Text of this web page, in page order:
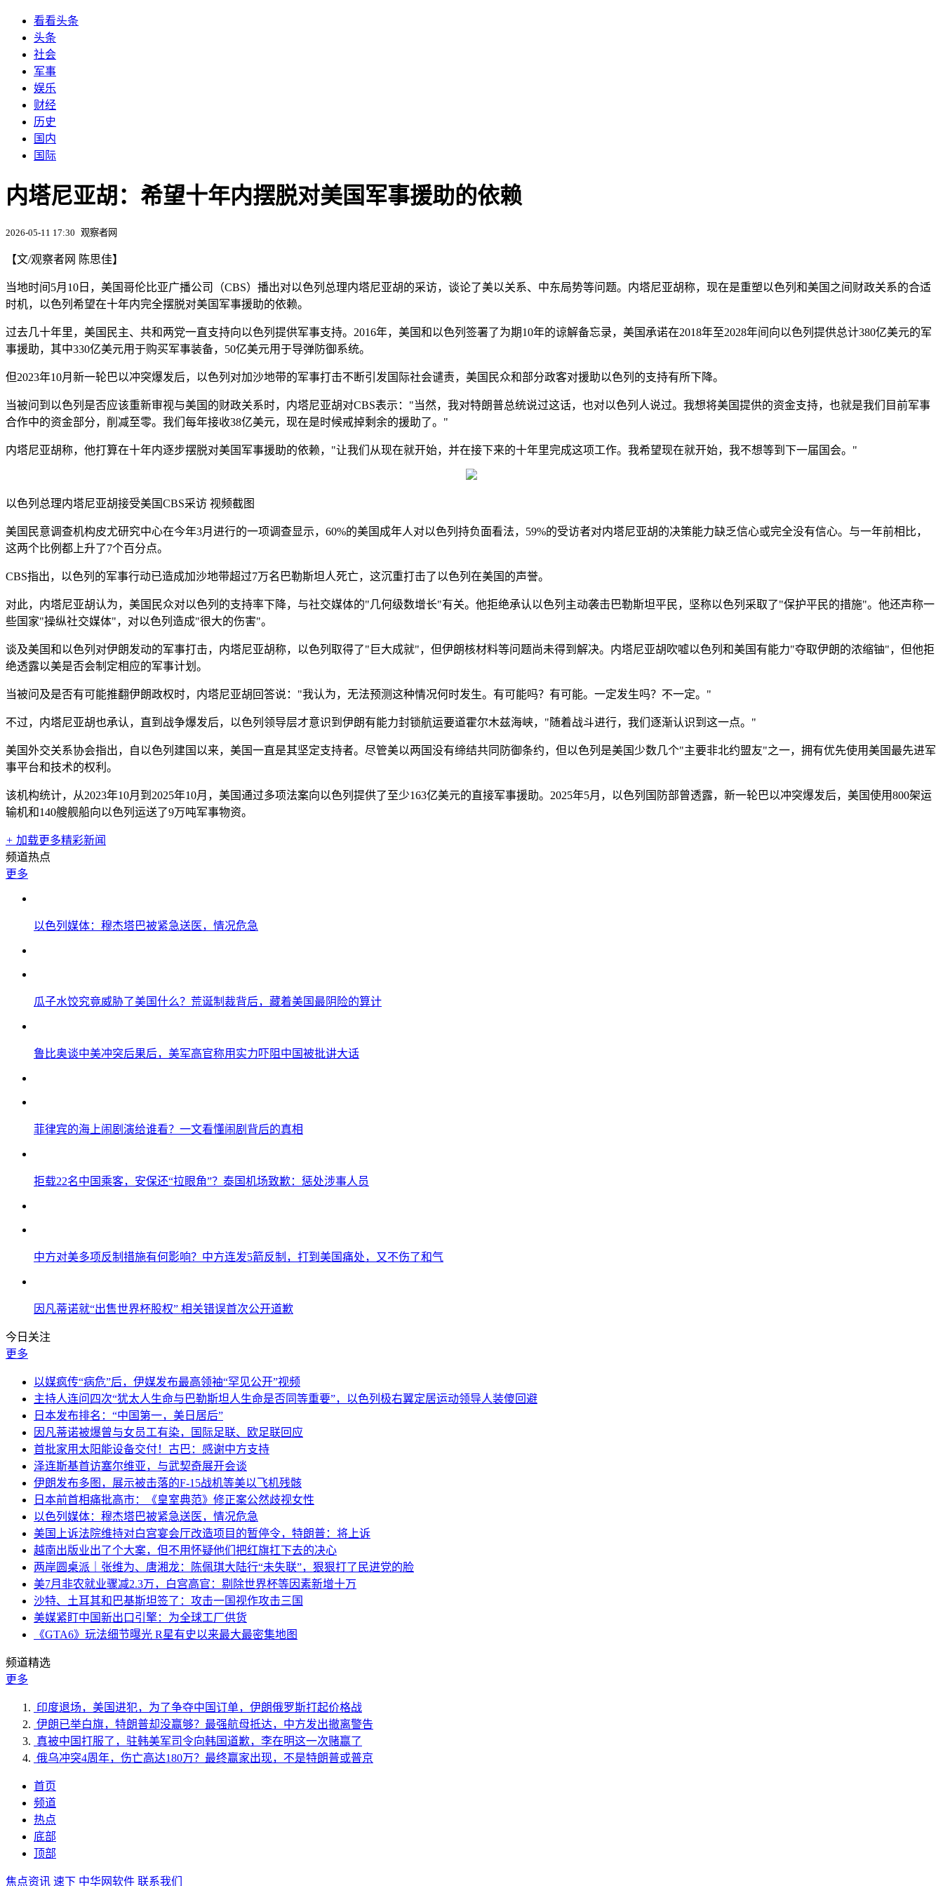
看看头条
头条
社会
军事
娱乐
财经
历史
国内
国际
内塔尼亚胡：希望十年内摆脱对美国军事援助的依赖
2026-05-11 17:30 观察者网
【文/观察者网 陈思佳】
当地时间5月10日，美国哥伦比亚广播公司（CBS）播出对以色列总理内塔尼亚胡的采访，谈论了美以关系、中东局势等问题。内塔尼亚胡称，现在是重塑以色列和美国之间财政关系的合适
时机，以色列希望在十年内完全摆脱对美国军事援助的依赖。
过去几十年里，美国民主、共和两党一直支持向以色列提供军事支持。2016年，美国和以色列签署了为期10年的谅解备忘录，美国承诺在2018年至2028年间向以色列提供总计380亿美元的军
事援助，其中330亿美元用于购买军事装备，50亿美元用于导弹防御系统。
但2023年10月新一轮巴以冲突爆发后，以色列对加沙地带的军事打击不断引发国际社会谴责，美国民众和部分政客对援助以色列的支持有所下降。
当被问到以色列是否应该重新审视与美国的财政关系时，内塔尼亚胡对CBS表示："当然，我对特朗普总统说过这话，也对以色列人说过。我想将美国提供的资金支持，也就是我们目前军事
合作中的资金部分，削减至零。我们每年接收38亿美元，现在是时候戒掉剩余的援助了。"
内塔尼亚胡称，他打算在十年内逐步摆脱对美国军事援助的依赖，"让我们从现在就开始，并在接下来的十年里完成这项工作。我希望现在就开始，我不想等到下一届国会。"
以色列总理内塔尼亚胡接受美国CBS采访 视频截图
美国民意调查机构皮尤研究中心在今年3月进行的一项调查显示，60%的美国成年人对以色列持负面看法，59%的受访者对内塔尼亚胡的决策能力缺乏信心或完全没有信心。与一年前相比，
这两个比例都上升了7个百分点。
CBS指出，以色列的军事行动已造成加沙地带超过7万名巴勒斯坦人死亡，这沉重打击了以色列在美国的声誉。
对此，内塔尼亚胡认为，美国民众对以色列的支持率下降，与社交媒体的"几何级数增长"有关。他拒绝承认以色列主动袭击巴勒斯坦平民，坚称以色列采取了"保护平民的措施"。他还声称一
些国家"操纵社交媒体"，对以色列造成"很大的伤害"。
谈及美国和以色列对伊朗发动的军事打击，内塔尼亚胡称，以色列取得了"巨大成就"，但伊朗核材料等问题尚未得到解决。内塔尼亚胡吹嘘以色列和美国有能力"夺取伊朗的浓缩铀"，但他拒
绝透露以美是否会制定相应的军事计划。
当被问及是否有可能推翻伊朗政权时，内塔尼亚胡回答说："我认为，无法预测这种情况何时发生。有可能吗？有可能。一定发生吗？不一定。"
不过，内塔尼亚胡也承认，直到战争爆发后，以色列领导层才意识到伊朗有能力封锁航运要道霍尔木兹海峡，"随着战斗进行，我们逐渐认识到这一点。"
美国外交关系协会指出，自以色列建国以来，美国一直是其坚定支持者。尽管美以两国没有缔结共同防御条约，但以色列是美国少数几个"主要非北约盟友"之一，拥有优先使用美国最先进军
事平台和技术的权利。
该机构统计，从2023年10月到2025年10月，美国通过多项法案向以色列提供了至少163亿美元的直接军事援助。2025年5月，以色列国防部曾透露，新一轮巴以冲突爆发后，美国使用800架运
输机和140艘舰船向以色列运送了9万吨军事物资。
+ 加载更多精彩新闻
频道热点
更多
以色列媒体：穆杰塔巴被紧急送医，情况危急
瓜子水饺究竟威胁了美国什么？荒诞制裁背后，藏着美国最阴险的算计
鲁比奥谈中美冲突后果后，美军高官称用实力吓阻中国被批讲大话
菲律宾的海上闹剧演给谁看？一文看懂闹剧背后的真相
拒载22名中国乘客，安保还“拉眼角”？泰国机场致歉：惩处涉事人员
中方对美多项反制措施有何影响？中方连发5箭反制，打到美国痛处，又不伤了和气
因凡蒂诺就“出售世界杯股权” 相关错误首次公开道歉
今日关注
更多
以媒疯传“病危”后，伊媒发布最高领袖“罕见公开”视频
主持人连问四次“犹太人生命与巴勒斯坦人生命是否同等重要”，以色列极右翼定居运动领导人装傻回避
日本发布排名：“中国第一，美日居后”
因凡蒂诺被爆曾与女员工有染，国际足联、欧足联回应
首批家用太阳能设备交付！古巴：感谢中方支持
泽连斯基首访塞尔维亚，与武契奇展开会谈
伊朗发布多图，展示被击落的F-15战机等美以飞机残骸
日本前首相痛批高市：《皇室典范》修正案公然歧视女性
以色列媒体：穆杰塔巴被紧急送医，情况危急
美国上诉法院维持对白宫宴会厅改造项目的暂停令，特朗普：将上诉
越南出版业出了个大案，但不用怀疑他们把红旗扛下去的决心
两岸圆桌派｜张维为、唐湘龙：陈佩琪大陆行“未失联”，狠狠打了民进党的脸
美7月非农就业骤减2.3万，白宫高官：剔除世界杯等因素新增十万
沙特、土耳其和巴基斯坦签了：攻击一国视作攻击三国
美媒紧盯中国新出口引擎：为全球工厂供货
《GTA6》玩法细节曝光 R星有史以来最大最密集地图
频道精选
更多
印度退场，美国进犯，为了争夺中国订单，伊朗俄罗斯打起价格战
伊朗已举白旗，特朗普却没赢够？最强航母抵达，中方发出撤离警告
真被中国打服了，驻韩美军司令向韩国道歉，李在明这一次赌赢了
俄乌冲突4周年，伤亡高达180万？最终赢家出现，不是特朗普或普京
首页
频道
热点
底部
顶部
焦点资讯 速下 中华网软件 联系我们